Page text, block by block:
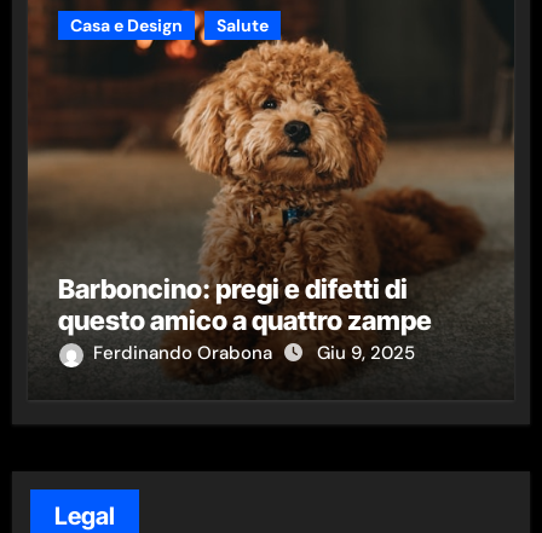
Casa e Design Salute
Barboncino: pregi e difetti di
questo amico a quattro zampe
Ferdinando Orabona Giu 9, 2025
Legal